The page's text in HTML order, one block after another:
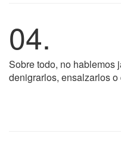
04.
Sobre todo, no hablemos
denigrarlos, ensalzarlos